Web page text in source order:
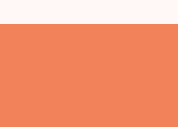
cuando apareció gmail, me hicieron